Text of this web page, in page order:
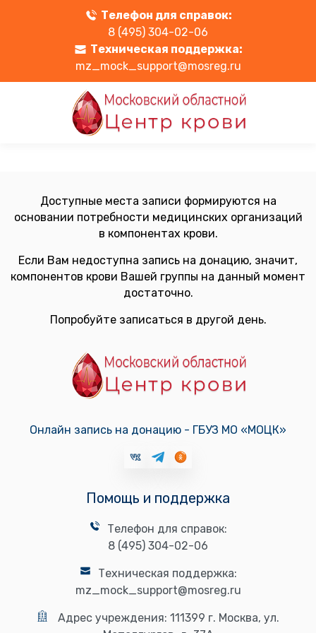
Телефон для справок:
8 (495) 304-02-06
Техническая поддержка:
mz_mock_support@mosreg.ru
Доступные места записи формируются на
основании потребности медицинских организаций
в компонентах крови.
Если Вам недоступна запись на донацию, значит,
компонентов крови Вашей группы на данный момент
достаточно.
Попробуйте записаться в другой день.
Онлайн запись на донацию - ГБУЗ МО «МОЦК»
Помощь и поддержка
Телефон для справок:
8 (495) 304-02-06
Техническая поддержка:
mz_mock_support@mosreg.ru
Адрес учреждения: 111399 г. Москва, ул.